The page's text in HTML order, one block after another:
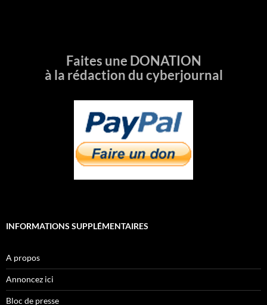
Faites une DONATION
à la rédaction du cyberjournal
INFORMATIONS SUPPLÉMENTAIRES
A propos
Annoncez ici
Bloc de presse